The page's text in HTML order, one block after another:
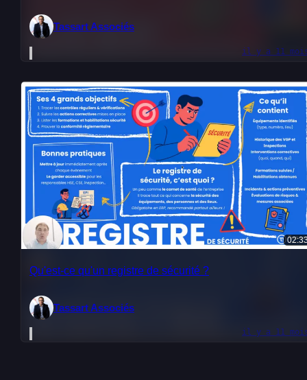
Tassart Associés
il y a 11
Qu'est-ce qu'un registre de sécurité ?
Tassart Associés
il y a 11